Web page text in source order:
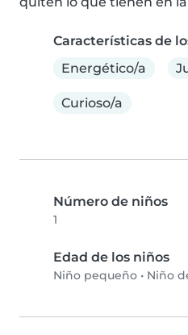
Características de
Energético/a
Curioso/a
Número de niños
1
Edad de los niños
Niño pequeño • Niño